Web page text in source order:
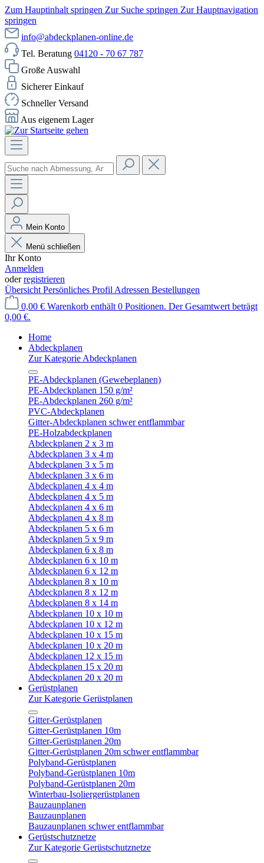
Zum Hauptinhalt springen Zur Suche springen Zur Hauptnavigation
springen
info@abdeckplanen-online.de
Tel. Beratung 04120 - 70 67 787
Große Auswahl
Sicherer Einkauf
Schneller Versand
Aus eigenem Lager
Mein Konto
Menü schließen
Ihr Konto
Anmelden
oderregistrieren
Übersicht Persönliches Profil Adressen Bestellungen
0,00 € Warenkorb enthält 0 Positionen. Der Gesamtwert beträgt
0,00 €.
Home
Abdeckplanen
Zur Kategorie Abdeckplanen
PE-Abdeckplanen (Gewebeplanen)
PE-Abdeckplanen 150 g/m²
PE-Abdeckplanen 260 g/m²
PVC-Abdeckplanen
Gitter-Abdeckplanen schwer entflammbar
PE-Holzabdeckplanen
Abdeckplanen 2 x 3 m
Abdeckplanen 3 x 4 m
Abdeckplanen 3 x 5 m
Abdeckplanen 3 x 6 m
Abdeckplanen 4 x 4 m
Abdeckplanen 4 x 5 m
Abdeckplanen 4 x 6 m
Abdeckplanen 4 x 8 m
Abdeckplanen 5 x 6 m
Abdeckplanen 5 x 9 m
Abdeckplanen 6 x 8 m
Abdeckplanen 6 x 10 m
Abdeckplanen 6 x 12 m
Abdeckplanen 8 x 10 m
Abdeckplanen 8 x 12 m
Abdeckplanen 8 x 14 m
Abdeckplanen 10 x 10 m
Abdeckplanen 10 x 12 m
Abdeckplanen 10 x 15 m
Abdeckplanen 10 x 20 m
Abdeckplanen 12 x 15 m
Abdeckplanen 15 x 20 m
Abdeckplanen 20 x 20 m
Gerüstplanen
Zur Kategorie Gerüstplanen
Gitter-Gerüstplanen
Gitter-Gerüstplanen 10m
Gitter-Gerüstplanen 20m
Gitter-Gerüstplanen 20m schwer entflammbar
Polyband-Gerüstplanen
Polyband-Gerüstplanen 10m
Polyband-Gerüstplanen 20m
Winterbau-Isoliergerüstplanen
Bauzaunplanen
Bauzaunplanen
Bauzaunplanen schwer entflammbar
Gerüstschutznetze
Zur Kategorie Gerüstschutznetze